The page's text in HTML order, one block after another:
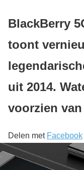
BlackBerry
toont
uit 2014.
voorzien
Delen met Facebook